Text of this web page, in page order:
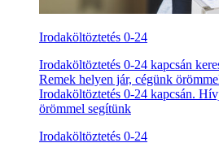
Irodaköltöztetés 0-24
Irodaköltöztetés 0-24 kapcsán
Remek helyen jár, cégünk
Irodaköltöztetés 0-24 kapcsán.
örömmel segítünk
Irodaköltöztetés 0-24